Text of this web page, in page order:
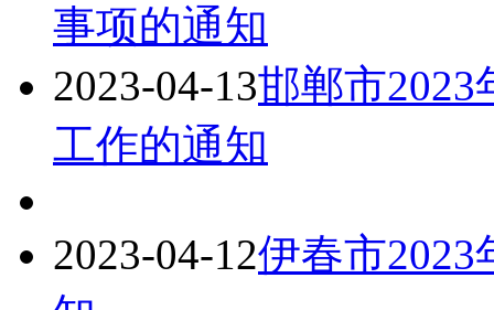
事项的通知
2023-04-13邯郸市
工作的通知
2023-04-12伊春市